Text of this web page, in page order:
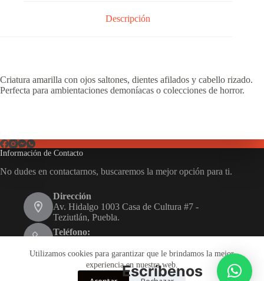
Utilizamos cookies para garantizar que le brindamos la mejor
experiencia en nuestra web.
Descripción
Criatura amarilla con ojos saltones, dientes afilados y cabello rizado.
Perfecta para ambientaciones demoníacas o colecciones de horror.
Información de Contacto
No dudes en contactarnos, buscaremos la mejor opción para ti.
Dirección
Av. Hidalgo 1003 Casa de Cultura #7 -
Teziutlán, Puebla.
Teléfono:
disfrazarte.teziutlan@gmail.com
Escríbenos